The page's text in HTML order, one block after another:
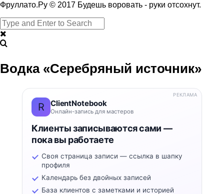
Фруллато.Ру © 2017 Будешь воровать - руки отсохнут.
Водка «Серебряный источник»
R ClientNotebook
Онлайн-запись для мастеров
Клиенты записываются сами —
пока вы работаете
Своя страница записи — ссылка в шапку
профиля
Календарь без двойных записей
База клиентов с заметками и историей
РЕКЛАМА